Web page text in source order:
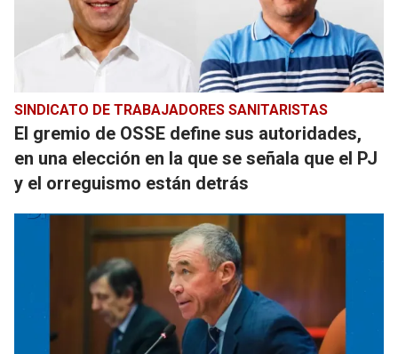
SINDICATO DE TRABAJADORES SANITARISTAS
El gremio de OSSE define sus autoridades,
en una elección en la que se señala que el PJ
y el orreguismo están detrás